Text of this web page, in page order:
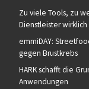
Zu viele Tools, zu
Dienstleister
emmiDAY:
gegen Brustkrebs
HARK schafft die
Anwendungen